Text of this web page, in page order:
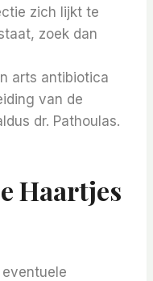
zich lijkt te
zoek dan
arts antibiotica
van de
dr. Pathoulas.
Haartjes